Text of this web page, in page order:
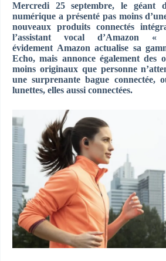
Mercredi 25 septembre, le géant
numérique a présenté pas moins
nouveaux produits connectés
l’assistant vocal d’Amazon
évidement Amazon actualise sa
Echo, mais annonce également des
moins originaux que personne
une surprenante bague connectée,
lunettes, elles aussi connectées.